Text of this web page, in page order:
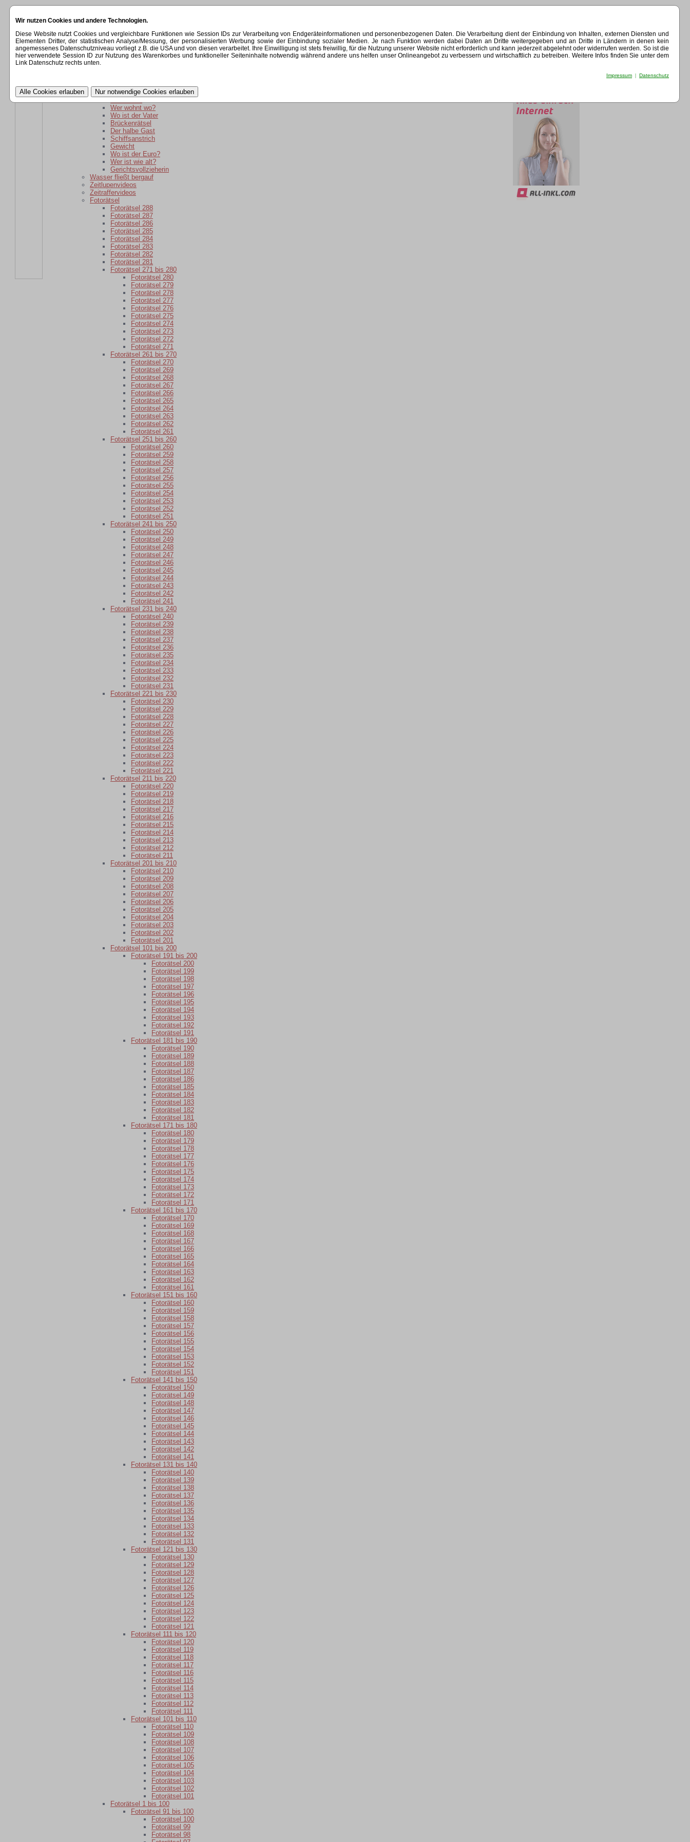
Wir nutzen Cookies und andere Technologien.
Diese Website nutzt Cookies und vergleichbare Funktionen wie Session IDs zur Verarbeitung von Endgeräteinformationen und personenbezogenen Daten. Die Verarbeitung dient der Einbindung von Inhalten, externen Diensten und
Elementen Dritter, der statistischen Analyse/Messung, der personalisierten Werbung sowie der Einbindung sozialer Medien. Je nach Funktion werden dabei Daten an Dritte weitergegeben und an Dritte in Ländern in denen kein
angemessenes Datenschutzniveau vorliegt z.B. die USA und von diesen verarbeitet. Ihre Einwilligung ist stets freiwillig, für die Nutzung unserer Website nicht erforderlich und kann jederzeit abgelehnt oder widerrufen werden. So ist die
hier verwendete Session ID zur Nutzung des Warenkorbes und funktioneller Seiteninhalte notwendig während andere uns helfen unser Onlineangebot zu verbessern und wirtschaftlich zu betreiben. Weitere Infos finden Sie unter dem
Link Datenschutz rechts unten.
Impressum | Datenschutz
Kategorien
Rätsel
Rätsel für daheim gebliebene
Wer ist wie alt?
wer ist weiter weg?
kaputte Sicherung
Kartoffelsackrätsel
Wer wohnt wo?
Wo ist der Vater
Brückenrätsel
Der halbe Gast
Schiffsanstrich
Gewicht
Wo ist der Euro?
Wer ist wie alt?
Gerichtsvollzieherin
Wasser fließt bergauf
Zeitlupenvideos
Zeitraffervideos
Fotorätsel
Fotorätsel 288
Fotorätsel 287
Fotorätsel 286
Fotorätsel 285
Fotorätsel 284
Fotorätsel 283
Fotorätsel 282
Fotorätsel 281
Fotorätsel 271 bis 280
Fotorätsel 280
Fotorätsel 279
Fotorätsel 278
Fotorätsel 277
Fotorätsel 276
Fotorätsel 275
Fotorätsel 274
Fotorätsel 273
Fotorätsel 272
Fotorätsel 271
Fotorätsel 261 bis 270
Fotorätsel 270
Fotorätsel 269
Fotorätsel 268
Fotorätsel 267
Fotorätsel 266
Fotorätsel 265
Fotorätsel 264
Fotorätsel 263
Fotorätsel 262
Fotorätsel 261
Fotorätsel 251 bis 260
Fotorätsel 260
Fotorätsel 259
Fotorätsel 258
Fotorätsel 257
Fotorätsel 256
Fotorätsel 255
Fotorätsel 254
Fotorätsel 253
Fotorätsel 252
Fotorätsel 251
Fotorätsel 241 bis 250
Fotorätsel 250
Fotorätsel 249
Fotorätsel 248
Fotorätsel 247
Fotorätsel 246
Fotorätsel 245
Fotorätsel 244
Fotorätsel 243
Fotorätsel 242
Fotorätsel 241
Fotorätsel 231 bis 240
Fotorätsel 240
Fotorätsel 239
Fotorätsel 238
Fotorätsel 237
Fotorätsel 236
Fotorätsel 235
Fotorätsel 234
Fotorätsel 233
Fotorätsel 232
Fotorätsel 231
Fotorätsel 221 bis 230
Fotorätsel 230
Fotorätsel 229
Fotorätsel 228
Fotorätsel 227
Fotorätsel 226
Fotorätsel 225
Fotorätsel 224
Fotorätsel 223
Fotorätsel 222
Fotorätsel 221
Fotorätsel 211 bis 220
Fotorätsel 220
Fotorätsel 219
Fotorätsel 218
Fotorätsel 217
Fotorätsel 216
Fotorätsel 215
Fotorätsel 214
Fotorätsel 213
Fotorätsel 212
Fotorätsel 211
Fotorätsel 201 bis 210
Fotorätsel 210
Fotorätsel 209
Fotorätsel 208
Fotorätsel 207
Fotorätsel 206
Fotorätsel 205
Fotorätsel 204
Fotorätsel 203
Fotorätsel 202
Fotorätsel 201
Fotorätsel 101 bis 200
Fotorätsel 191 bis 200
Fotorätsel 200
Fotorätsel 199
Fotorätsel 198
Fotorätsel 197
Fotorätsel 196
Fotorätsel 195
Fotorätsel 194
Fotorätsel 193
Fotorätsel 192
Fotorätsel 191
Fotorätsel 181 bis 190
Fotorätsel 190
Fotorätsel 189
Fotorätsel 188
Fotorätsel 187
Fotorätsel 186
Fotorätsel 185
Fotorätsel 184
Fotorätsel 183
Fotorätsel 182
Fotorätsel 181
Fotorätsel 171 bis 180
Fotorätsel 180
Fotorätsel 179
Fotorätsel 178
Fotorätsel 177
Fotorätsel 176
Fotorätsel 175
Fotorätsel 174
Fotorätsel 173
Fotorätsel 172
Fotorätsel 171
Fotorätsel 161 bis 170
Fotorätsel 170
Fotorätsel 169
Fotorätsel 168
Fotorätsel 167
Fotorätsel 166
Fotorätsel 165
Fotorätsel 164
Fotorätsel 163
Fotorätsel 162
Fotorätsel 161
Fotorätsel 151 bis 160
Fotorätsel 160
Fotorätsel 159
Fotorätsel 158
Fotorätsel 157
Fotorätsel 156
Fotorätsel 155
Fotorätsel 154
Fotorätsel 153
Fotorätsel 152
Fotorätsel 151
Fotorätsel 141 bis 150
Fotorätsel 150
Fotorätsel 149
Fotorätsel 148
Fotorätsel 147
Fotorätsel 146
Fotorätsel 145
Fotorätsel 144
Fotorätsel 143
Fotorätsel 142
Fotorätsel 141
Fotorätsel 131 bis 140
Fotorätsel 140
Fotorätsel 139
Fotorätsel 138
Fotorätsel 137
Fotorätsel 136
Fotorätsel 135
Fotorätsel 134
Fotorätsel 133
Fotorätsel 132
Fotorätsel 131
Fotorätsel 121 bis 130
Fotorätsel 130
Fotorätsel 129
Fotorätsel 128
Fotorätsel 127
Fotorätsel 126
Fotorätsel 125
Fotorätsel 124
Fotorätsel 123
Fotorätsel 122
Fotorätsel 121
Fotorätsel 111 bis 120
Fotorätsel 120
Fotorätsel 119
Fotorätsel 118
Fotorätsel 117
Fotorätsel 116
Fotorätsel 115
Fotorätsel 114
Fotorätsel 113
Fotorätsel 112
Fotorätsel 111
Fotorätsel 101 bis 110
Fotorätsel 110
Fotorätsel 109
Fotorätsel 108
Fotorätsel 107
Fotorätsel 106
Fotorätsel 105
Fotorätsel 104
Fotorätsel 103
Fotorätsel 102
Fotorätsel 101
Fotorätsel 1 bis 100
Fotorätsel 91 bis 100
Fotorätsel 100
Fotorätsel 99
Fotorätsel 98